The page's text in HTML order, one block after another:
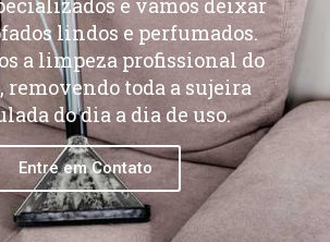
lindos e perfumados.
a limpeza profissional do
removendo toda a sujeira
do dia a dia de uso.
Entre em Contato